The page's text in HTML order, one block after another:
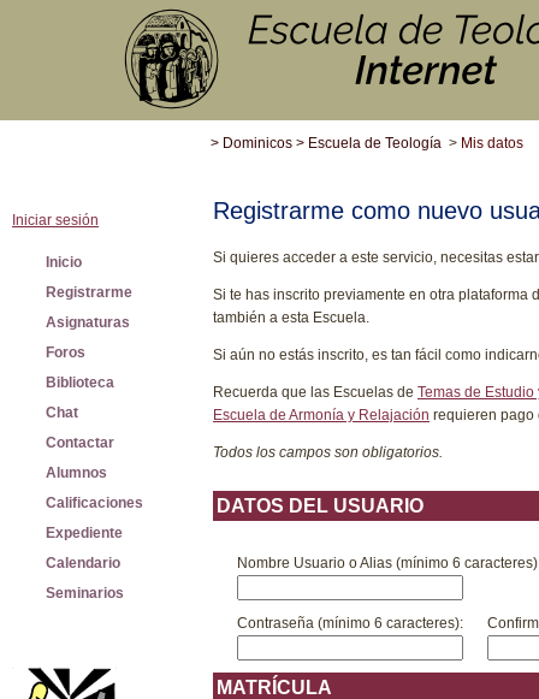
> Dominicos > Escuela de Teología > Mis datos
Iniciar sesión
Inicio
Registrarme
Asignaturas
Foros
Biblioteca
Chat
Contactar
Alumnos
Calificaciones
Expediente
Calendario
Seminarios
Registrarme como nuevo
Si quieres acceder a este servicio, necesitas
Si te has inscrito previamente en otra plataforma
también a esta Escuela.
Si aún no estás inscrito, es tan fácil como
Recuerda que las Escuelas de Temas de Estudio
Escuela de Armonía y Relajación requieren pago
Todos los campos son obligatorios.
DATOS DEL USUARIO
Nombre Usuario o Alias (mínimo 6
Contraseña (mínimo 6 caracteres):
MATRÍCULA